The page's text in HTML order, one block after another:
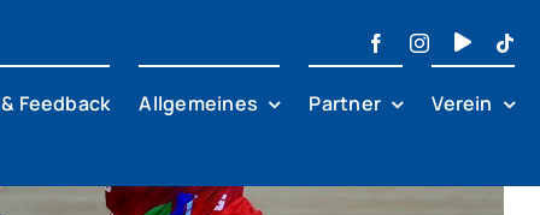
Feedback Allgemeines Partner Verein